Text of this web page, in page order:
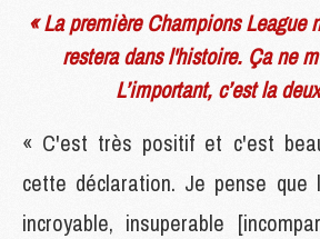
« La première Champions League
restera dans l'histoire. Ça ne
L’important, c’est la
« C'est très positif et c'est
cette déclaration. Je pense
incroyable, insuperable